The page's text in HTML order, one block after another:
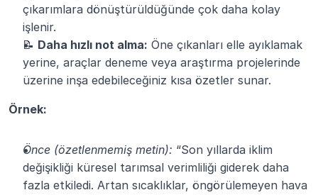
çıkarımlara dönüştürüldüğünde çok daha kolay
işlenir.
📝 Daha hızlı not alma: Öne çıkanları elle ayıklamak
yerine, araçlar deneme veya araştırma projelerinde
üzerine inşa edebileceğiniz kısa özetler sunar.
Örnek:
Önce (özetlenmemiş metin): “Son yıllarda iklim
değişikliği küresel tarımsal verimliliği giderek daha
fazla etkiledi. Artan sıcaklıklar, öngörülemeyen hava